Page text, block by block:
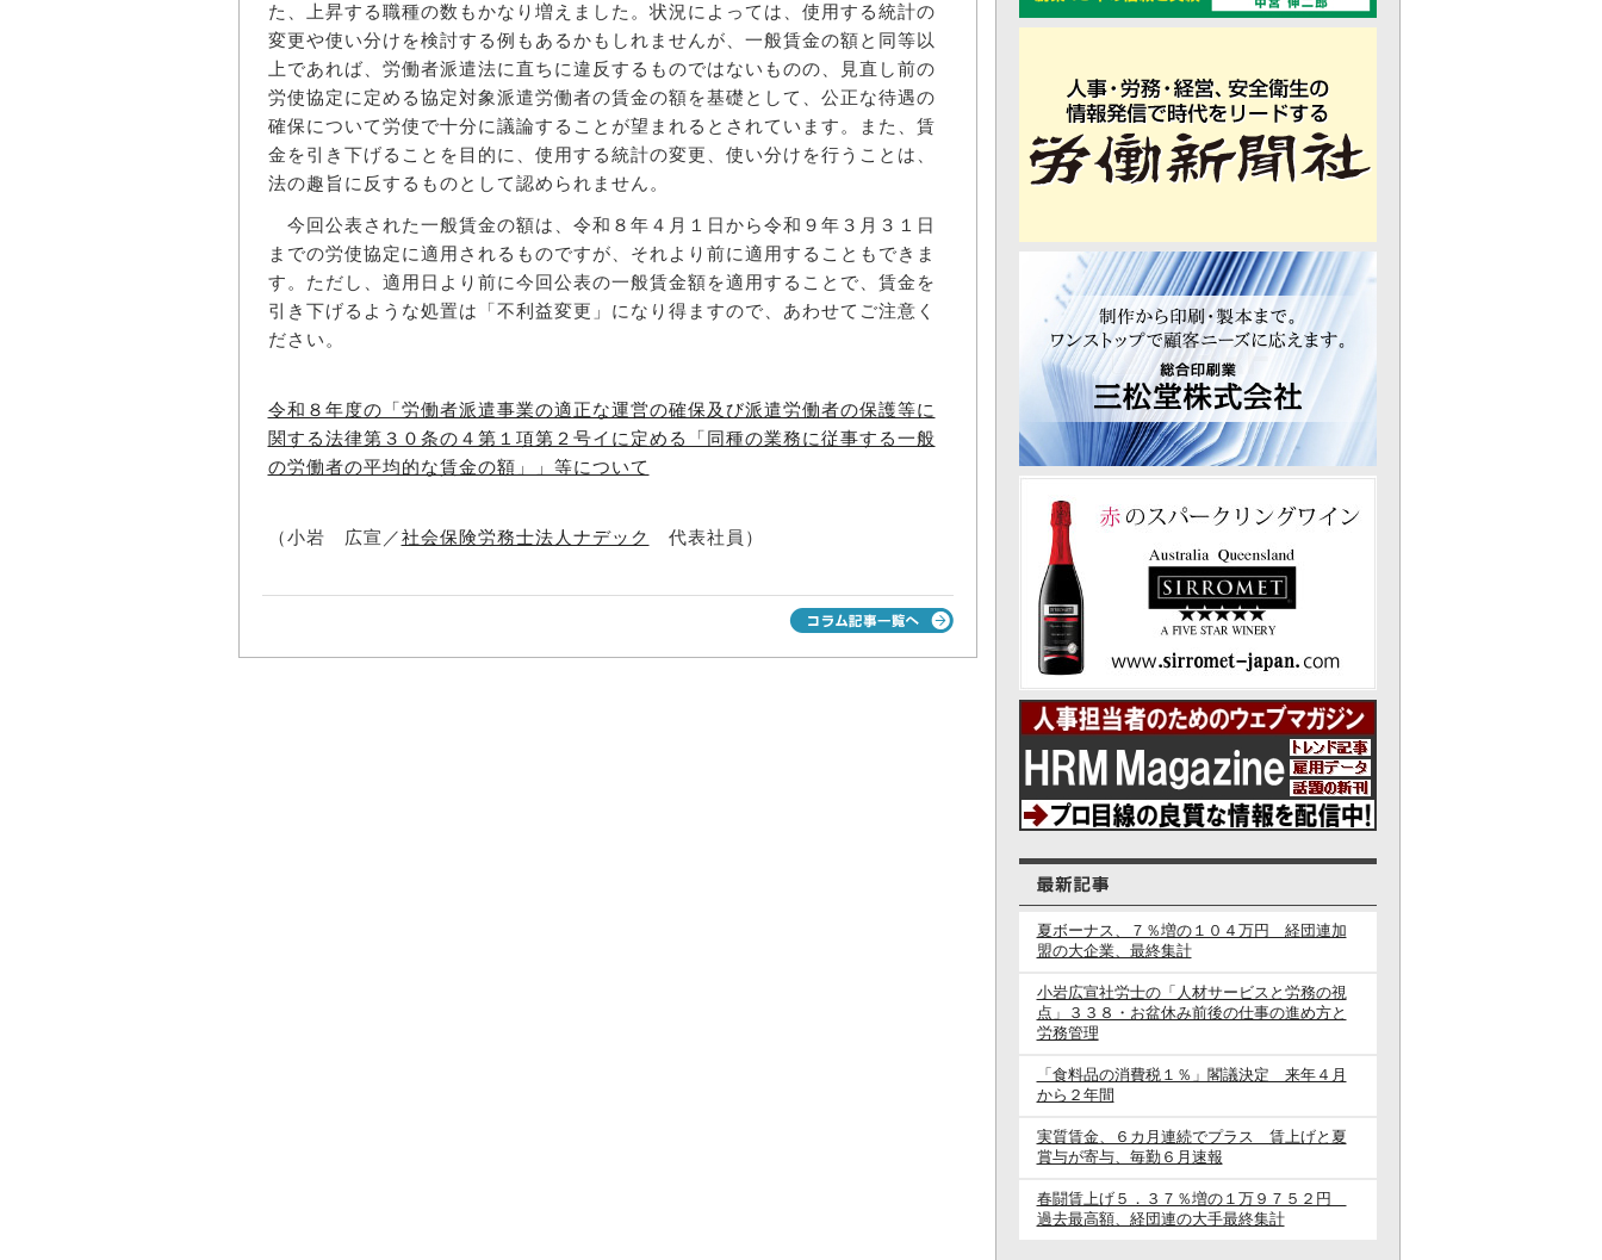
た、上昇する職種の数もかなり増えました。状況によっては、使用する統計の
変更や使い分けを検討する例もあるかもしれませんが、一般賃金の額と同等以
上であれば、労働者派遣法に直ちに違反するものではないものの、見直し前の
労使協定に定める協定対象派遣労働者の賃金の額を基礎として、公正な待遇の
確保について労使で十分に議論することが望まれるとされています。また、賃
金を引き下げることを目的に、使用する統計の変更、使い分けを行うことは、
法の趣旨に反するものとして認められません。
今回公表された一般賃金の額は、令和８年４月１日から令和９年３月３１日
までの労使協定に適用されるものですが、それより前に適用することもできま
す。ただし、適用日より前に今回公表の一般賃金額を適用することで、賃金を
引き下げるような処置は「不利益変更」になり得ますので、あわせてご注意く
ださい。
令和８年度の「労働者派遣事業の適正な運営の確保及び派遣労働者の保護等に
関する法律第３０条の４第１項第２号イに定める「同種の業務に従事する一般
の労働者の平均的な賃金の額」」等について
（小岩 広宣／社会保険労務士法人ナデック 代表社員）
夏ボーナス、７％増の１０４万円 経団連加
盟の大企業、最終集計
小岩広宣社労士の「人材サービスと労務の視
点」３３８・お盆休み前後の仕事の進め方と
労務管理
「食料品の消費税１％」閣議決定 来年４月
から２年間
実質賃金、６カ月連続でプラス 賃上げと夏
賞与が寄与、毎勤６月速報
春闘賃上げ５．３７％増の１万９７５２円
過去最高額、経団連の大手最終集計